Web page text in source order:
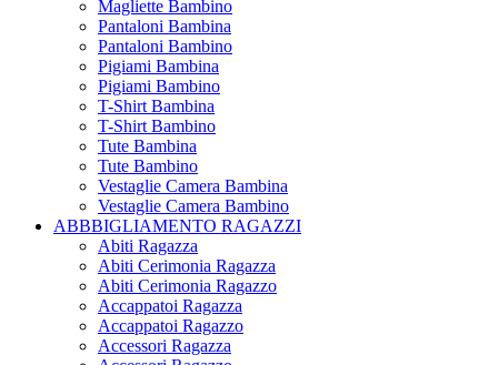
Magliette Bambino
Pantaloni Bambina
Pantaloni Bambino
Pigiami Bambina
Pigiami Bambino
T-Shirt Bambina
T-Shirt Bambino
Tute Bambina
Tute Bambino
Vestaglie Camera Bambina
Vestaglie Camera Bambino
ABBBIGLIAMENTO RAGAZZI
Abiti Ragazza
Abiti Cerimonia Ragazza
Abiti Cerimonia Ragazzo
Accappatoi Ragazza
Accappatoi Ragazzo
Accessori Ragazza